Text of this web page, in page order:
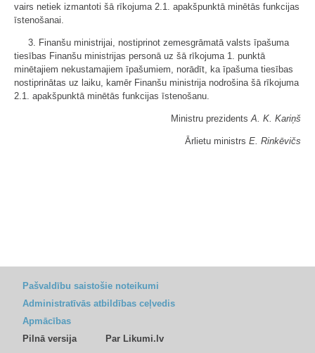
vairs netiek izmantoti šā rīkojuma 2.1. apakšpunktā minētās funkcijas
īstenošanai.
3. Finanšu ministrijai, nostiprinot zemesgrāmatā valsts īpašuma
tiesības Finanšu ministrijas personā uz šā rīkojuma 1. punktā
minētajiem nekustamajiem īpašumiem, norādīt, ka īpašuma tiesības
nostiprinātas uz laiku, kamēr Finanšu ministrija nodrošina šā rīkojuma
2.1. apakšpunktā minētās funkcijas īstenošanu.
Ministru prezidents A. K. Kariņš
Ārlietu ministrs E. Rinkēvičs
Pašvaldību saistošie noteikumi
Administratīvās atbildības ceļvedis
Apmācības
Pilnā versija
Par Likumi.lv